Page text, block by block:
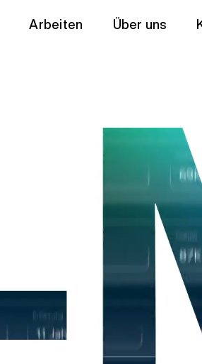
Arbeiten Über uns